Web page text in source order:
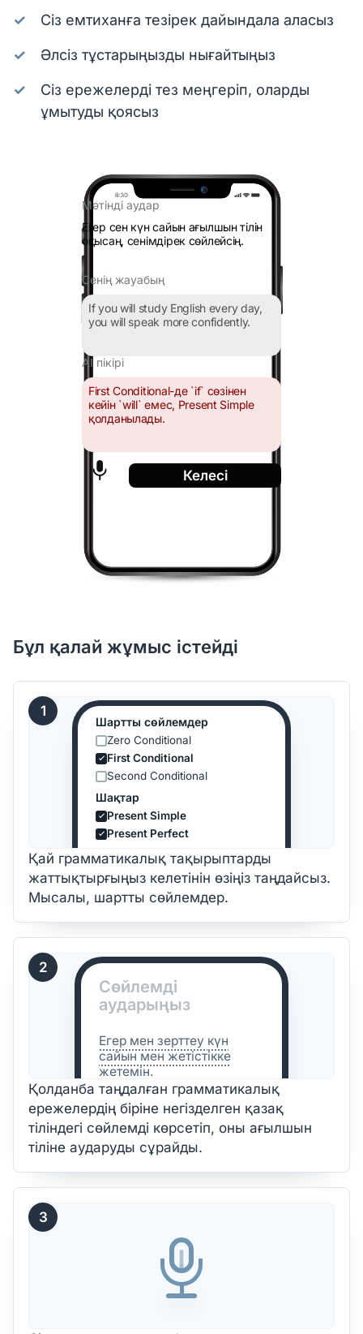
Сіз емтиханға тезірек дайындала аласыз
Әлсіз тұстарыңызды нығайтыңыз
Сіз ережелерді тез меңгеріп, оларды
ұмытуды қоясыз
Мәтінді аудар
Егер сен күн сайын ағылшын тілін
оқысаң, сенімдірек сөйлейсің.
Сенің жауабың
If you will study English every day,
you will speak more confidently.
AI пікірі
First Conditional-де `if` сөзінен
кейін `will` емес, Present Simple
қолданылады.
Келесі
Бұл қалай жұмыс істейді
1
Шартты сөйлемдер
Zero Conditional
First Conditional
Second Conditional
Шақтар
Present Simple
Present Perfect
Қай грамматикалық тақырыптарды
жаттықтырғыңыз келетінін өзіңіз таңдайсыз.
Мысалы, шартты сөйлемдер.
2
Сөйлемді
аударыңыз
Егер мен зерттеу күн
сайын мен жетістікке
жетемін.
Қолданба таңдалған грамматикалық
ережелердің біріне негізделген қазақ
тіліндегі сөйлемді көрсетіп, оны ағылшын
тіліне аударуды сұрайды.
3